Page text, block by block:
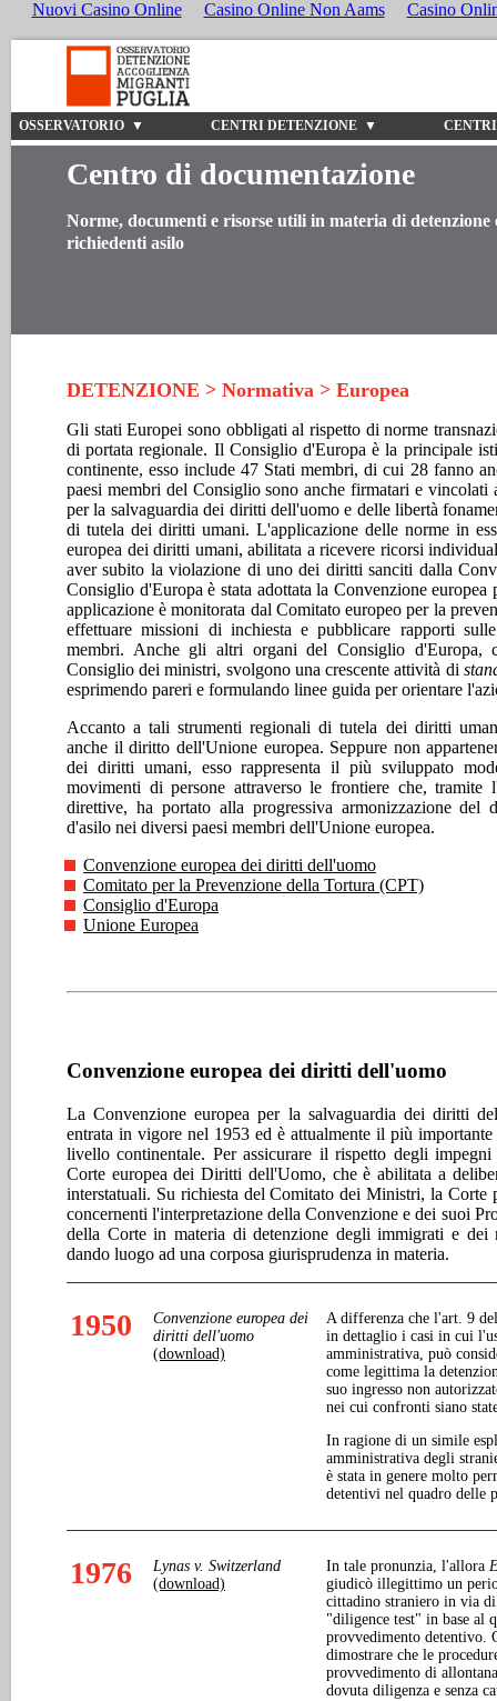
Nuovi Casino Online Casino Online Non Aams Casino
OSSERVATORIO ▼ CENTRI DETENZIONE ▼
Centro di documentazione
Norme, documenti e risorse utili in materia di detenzione
richiedenti asilo
DETENZIONE > Normativa > Europea
Gli stati Europei sono obbligati al rispetto di norme
di portata regionale. Il Consiglio d'Europa è la principale
continente, esso include 47 Stati membri, di cui 28 fanno
paesi membri del Consiglio sono anche firmatari e vincolati
per la salvaguardia dei diritti dell'uomo e delle libertà
di tutela dei diritti umani. L'applicazione delle norme in
europea dei diritti umani, abilitata a ricevere ricorsi
aver subito la violazione di uno dei diritti sanciti dalla
Consiglio d'Europa è stata adottata la Convenzione
applicazione è monitorata dal Comitato europeo per la
effettuare missioni di inchiesta e pubblicare rapporti
membri. Anche gli altri organi del Consiglio d'Europa,
Consiglio dei ministri, svolgono una crescente attività di
esprimendo pareri e formulando linee guida per orientare
Accanto a tali strumenti regionali di tutela dei diritti
anche il diritto dell'Unione europea. Seppure non
dei diritti umani, esso rappresenta il più sviluppato
movimenti di persone attraverso le frontiere che, tramite
direttive, ha portato alla progressiva armonizzazione
d'asilo nei diversi paesi membri dell'Unione europea.
Convenzione europea dei diritti dell'uomo
Comitato per la Prevenzione della Tortura (CPT)
Consiglio d'Europa
Unione Europea
Convenzione europea dei diritti dell'uomo
La Convenzione europea per la salvaguardia dei diritti
entrata in vigore nel 1953 ed è attualmente il più
livello continentale. Per assicurare il rispetto degli
Corte europea dei Diritti dell'Uomo, che è abilitata a
interstatuali. Su richiesta del Comitato dei Ministri, la
concernenti l'interpretazione della Convenzione e dei suoi
della Corte in materia di detenzione degli immigrati e dei
dando luogo ad una corposa giurisprudenza in materia.
1950
Convenzione europea dei
diritti dell'uomo
(download)
A differenza che l'art. 9
in dettaglio i casi in cui
amministrativa, può
come legittima la
suo ingresso non
nei cui confronti siano
In ragione di un simile
amministrativa degli
è stata in genere molto
detentivi nel quadro delle
1976 Lynas v. Switzerland
(download)
In tale pronunzia, l'allora
giudicò illegittimo un
cittadino straniero in via
"diligence test" in base al
provvedimento detentivo.
dimostrare che le
provvedimento di
dovuta diligenza e senza